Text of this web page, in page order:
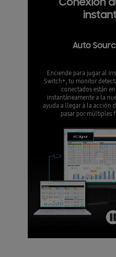
Auto
Enciende para jugar al
Switch+, tu monitor
conectados están
instantáneamente a la
ayuda a llegar a la acción
pasar por múltiples